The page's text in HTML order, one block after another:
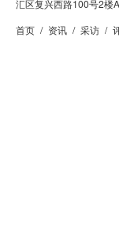
汇区复兴西路100号2楼A
首页 / 资讯 / 采访 /